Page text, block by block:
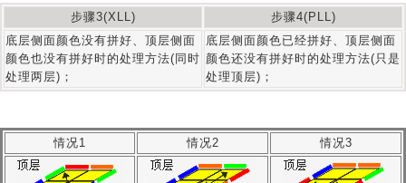
步骤3(XLL)
步骤4(PLL)
底层侧面颜色没有拼好、顶层侧面
颜色也没有拼好时的处理方法(同时
处理两层)；
底层侧面颜色已经拼好、顶层侧面
颜色还没有拼好时的处理方法(只是
处理顶层)；
情况1 情况2 情况3